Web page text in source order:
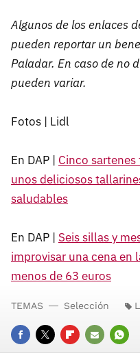
Algunos de los enlaces
pueden reportar un
Paladar. En caso de no
pueden variar.
Fotos | Lidl
En DAP | Cinco
unos deliciosos
saludables
En DAP | Seis sillas y
improvisar una cena en
menos de 63 euros
FACEBOOK
TWITTERFLIPBOARD
E-
TEMAS Selección